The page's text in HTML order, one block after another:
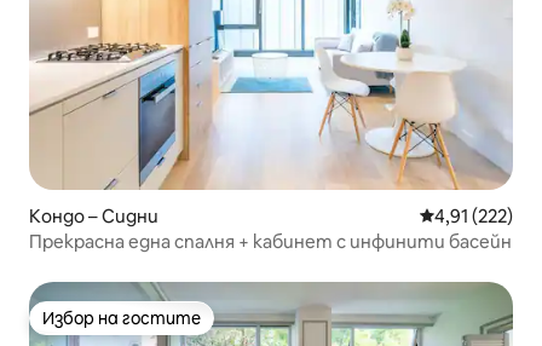
Кондо – Сидни Средна
4,91 (222)
Прекрасна една спалня + кабинет с инфинити басейн
Избор на гостите
Избор на гостите